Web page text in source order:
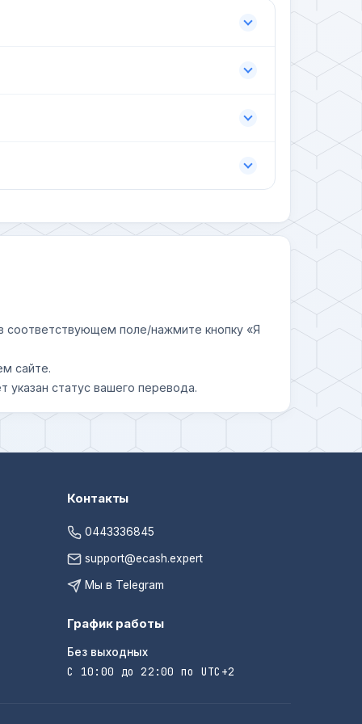
соответствующем поле/нажмите кнопку «Я
сайте.
указан статус вашего перевода.
Контакты
0443336845
support@ecash.expert
Мы в Telegram
График работы
Без выходных
С 10:00 до 22:00 по UTC+2